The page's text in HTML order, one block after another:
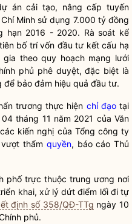
án cải tạo, nâng cấp tuyến
Minh sử dụng 7.000 tỷ đồng
hạn 2016 - 2020. Rà soát kế
bố trí vốn đầu tư kết cấu hạ
gia theo quy hoạch mạng lưới
phủ phê duyệt, đặc biệt là
bảo đảm hiệu quả đầu tư.
trương thực hiện chỉ đạotại
tháng 11 năm 2021 của Văn
kiến nghị của Tổng công ty
thẩm quyền, báo cáo Thủ
phố trực thuộc trung ương nơi
khai, xử lý dứt điểm lối đi tự
định số 358/QĐ-TTg ngày 10
phủ.